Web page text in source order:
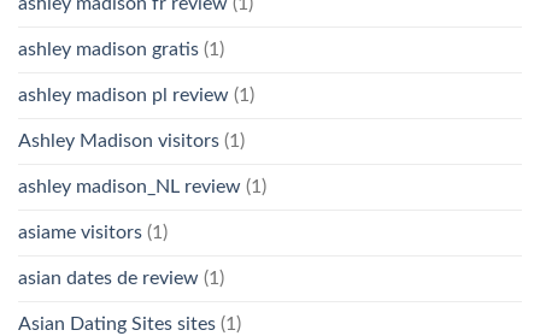
ashley madison gratis (1)
ashley madison pl review (1)
Ashley Madison visitors (1)
ashley madison_NL review (1)
asiame visitors (1)
asian dates de review (1)
Asian Dating Sites sites (1)